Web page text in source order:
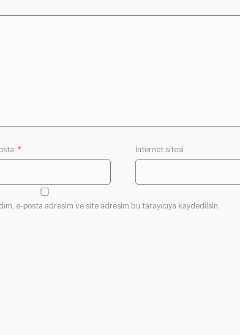
* İnternet sitesi
e-posta adresim ve site adresim bu tarayıcıya kaydedilsin.